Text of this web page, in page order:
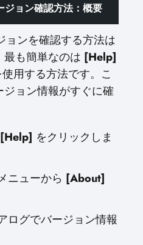
ョン確認方法：概要
ョンを確認する方法は
も簡単なのは [Help]
用する方法です。こ
ョン情報がすぐに確
[Help] をクリックしま
ニューから [About]
ログでバージョン情報